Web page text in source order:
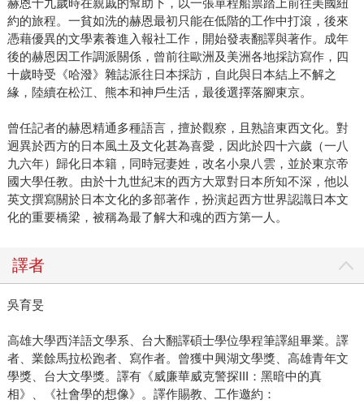
赫恩十九歲時在親戚的幫助下，以一張單程船票踏上前往美國紐
約的旅程。一貧如洗的赫恩最初只能在低階的工作中打滾，後來
憑藉優異的文學素養進入報社工作，開始發表翻譯與著作。成年
後的赫恩因工作調派關係，曾前往歐洲及美洲各地採訪寫作，四
十歲時受《哈潑》雜誌派往日本採訪，自此與日本結上不解之
緣，陸續在松江、熊本和神戶生活，最後選擇落腳東京。
曾任記者的赫恩精通多種語言，擅於觀察，且熟諳東西文化。對
迥異於西方的日本風土及文化甚為喜愛，因此於四十六歲（一八
九六年）歸化日本籍，同時冠妻姓，改名小泉八雲，並於東京帝
國大學任教。由於十九世紀末的西方大眾對日本所知不深，他以
英文撰寫關於日本文化的多部著作，扮演起西方世界認識日本文
化的重要橋梁，被稱為最了解大和魂的西方第一人。
譯者
吳育旻
高雄大學西洋語文學系、台大翻譯碩士學位學程筆譯組畢業。譯
者、業餘馬拉松跑者、寫作者。曾獲中興湖文學獎、高雄青年文
學獎、台大文學獎。譯有《威廉華威克警探III：黑暗中的真
相》、《社會學的想像》。譯作賜教、工作邀約：